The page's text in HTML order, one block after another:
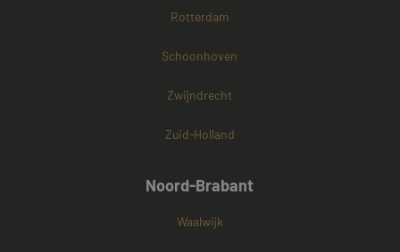
Rotterdam
Schoonhoven
Zwijndrecht
Zuid-Holland
Noord-Brabant
Waalwijk